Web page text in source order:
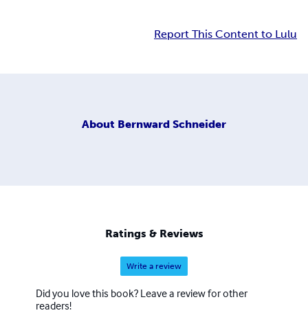
Report This Content to Lulu
About Bernward Schneider
Ratings & Reviews
Write a review
Did you love this book? Leave a review for other
readers!